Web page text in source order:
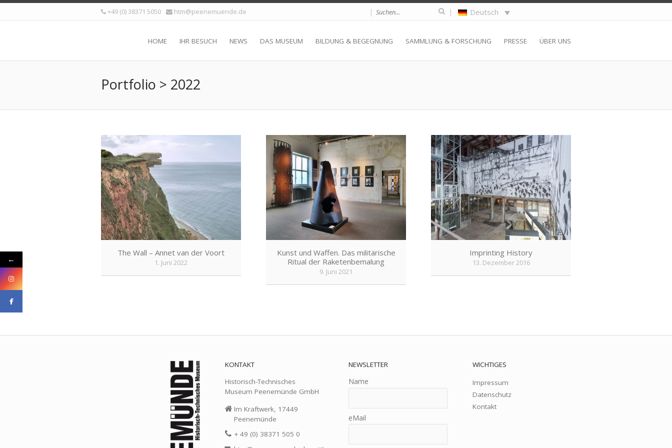
+49 (0) 38371 5050 htm@peenemuende.de | | Deutsch
HOME IHR BESUCH NEWS DAS MUSEUM BILDUNG & BEGEGNUNG SAMMLUNG & FORSCHUNG PRESSE ÜBER UNS
Portfolio > 2022
The Wall – Annet van der Voort
1. Juni 2022
Kunst und Waffen. Das militärische
Ritual der Raketenbemalung
9. Juni 2021
Imprinting History
13. Dezember 2016
KONTAKT
Historisch-Technisches
Museum Peenemünde GmbH
Im Kraftwerk, 17449
Peenemünde
+ 49 (0) 38371 505 0
NEWSLETTER
Name
eMail
WICHTIGES
Impressum
Datenschutz
Kontakt
←